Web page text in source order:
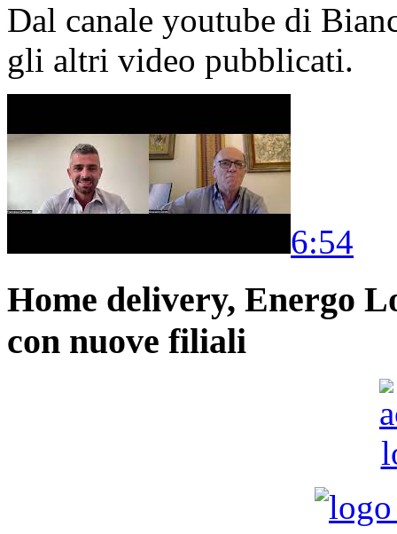
Dal canale youtube di
gli altri video pubblicati.
6:54
Home delivery, Energo
con nuove filiali